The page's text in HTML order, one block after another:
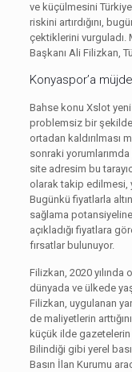
ve küçülmesini
riskini artırdığını,
çektiklerini vurguladı.
Başkanı Ali Filizkan,
Konyaspor’a
Bahse konu Xslot
problemsiz bir
ortadan kaldırılması
sonraki
site adresim bu
olarak takip edilmesi,
Bugünkü fiyatlarla
sağlama potansiyeline
açıkladığı fiyatlara
fırsatlar bulunuyor.
Filizkan, 2020 yılında
dünyada ve ülkede
Filizkan, uygulanan
de maliyetlerin
küçük ilde gazetelerin
Bilindiği gibi yerel
Basın İlan Kurumu